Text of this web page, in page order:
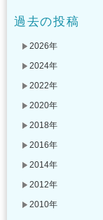
過去の投稿
2026年
2024年
2022年
2020年
2018年
2016年
2014年
2012年
2010年